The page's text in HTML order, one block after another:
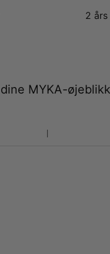
2
MYKA-